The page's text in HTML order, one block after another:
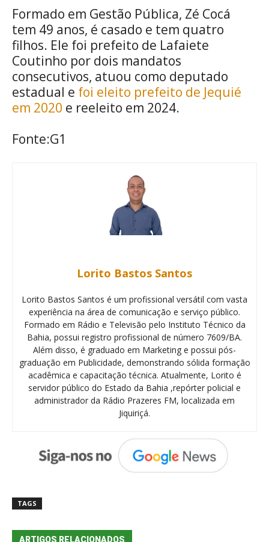
Formado em Gestão Pública, Zé Cocá
tem 49 anos, é casado e tem quatro
filhos. Ele foi prefeito de Lafaiete
Coutinho por dois mandatos
consecutivos, atuou como deputado
estadual e foi eleito prefeito de Jequié
em 2020 e reeleito em 2024.
Fonte:G1
Lorito Bastos Santos
Lorito Bastos Santos é um profissional versátil com vasta
experiência na área de comunicação e serviço público.
Formado em Rádio e Televisão pelo Instituto Técnico da
Bahia, possui registro profissional de número 7609/BA.
Além disso, é graduado em Marketing e possui pós-
graduação em Publicidade, demonstrando sólida formação
acadêmica e capacitação técnica. Atualmente, Lorito é
servidor público do Estado da Bahia ,repórter policial e
administrador da Rádio Prazeres FM, localizada em
Jiquiriçá.
TAGS
ARTIGOS RELACIONADOS